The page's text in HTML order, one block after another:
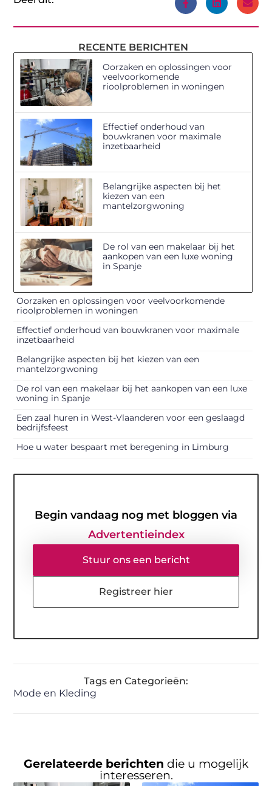
RECENTE BERICHTEN
Oorzaken en oplossingen voor
veelvoorkomende
rioolproblemen in woningen
Effectief onderhoud van
bouwkranen voor maximale
inzetbaarheid
Belangrijke aspecten bij het
kiezen van een
mantelzorgwoning
De rol van een makelaar bij het
aankopen van een luxe woning
in Spanje
Oorzaken en oplossingen voor veelvoorkomende
rioolproblemen in woningen
Effectief onderhoud van bouwkranen voor maximale
inzetbaarheid
Belangrijke aspecten bij het kiezen van een
mantelzorgwoning
De rol van een makelaar bij het aankopen van een luxe
woning in Spanje
Een zaal huren in West-Vlaanderen voor een geslaagd
bedrijfsfeest
Hoe u water bespaart met beregening in Limburg
Begin vandaag nog met bloggen via
Advertentieindex
Stuur ons een bericht
Registreer hier
Tags en Categorieën:
Mode en Kleding
Gerelateerde berichten die u mogelijk
interesseren.